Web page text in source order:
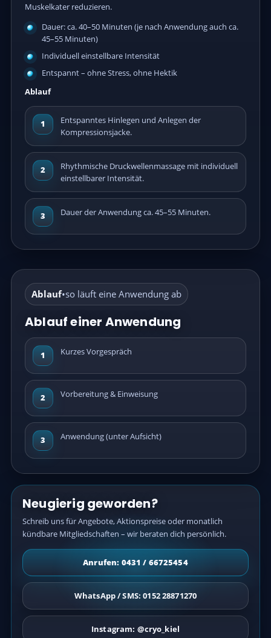
Muskelkater reduzieren.
Dauer: ca. 40–50 Minuten (je nach Anwendung auch ca.
45–55 Minuten)
Individuell einstellbare Intensität
Entspannt – ohne Stress, ohne Hektik
Ablauf
1
Entspanntes Hinlegen und Anlegen der
Kompressionsjacke.
2
Rhythmische Druckwellenmassage mit individuell
einstellbarer Intensität.
3 Dauer der Anwendung ca. 45–55 Minuten.
Ablauf•so läuft eine Anwendung ab
Ablauf einer Anwendung
1 Kurzes Vorgespräch
2 Vorbereitung & Einweisung
3 Anwendung (unter Aufsicht)
Neugierig geworden?
Schreib uns für Angebote, Aktionspreise oder monatlich
kündbare Mitgliedschaften – wir beraten dich persönlich.
Anrufen: 0431 / 66725454
WhatsApp / SMS: 0152 28871270
Instagram: @cryo_kiel